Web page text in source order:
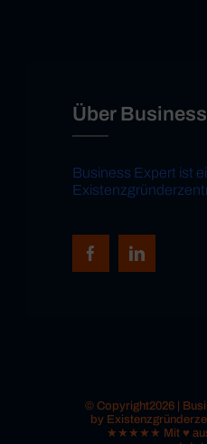
Über
Business Expert ist
© Copyright2026 |
by
★★★★★ Mit ♥ aus